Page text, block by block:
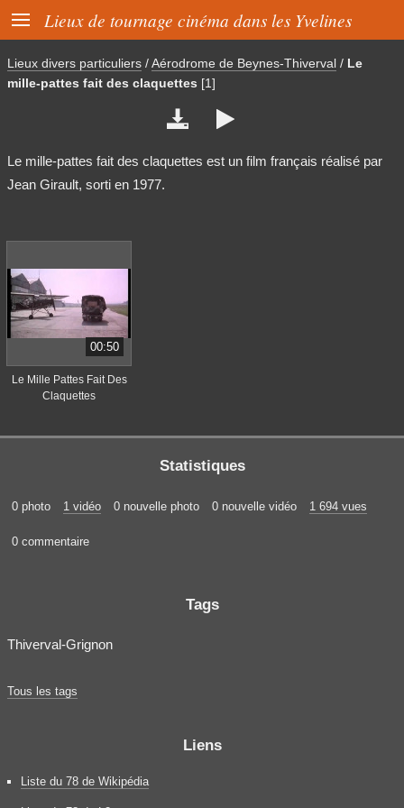
 Lieux de tournage cinéma dans les Yvelines
Lieux divers particuliers /Aérodrome de Beynes-Thiverval / Le
mille-pattes fait des claquettes [1]
 
Le mille-pattes fait des claquettes est un film français réalisé par
Jean Girault, sorti en 1977.
00:50
Le Mille Pattes Fait Des
Claquettes
Statistiques
0 photo 1 vidéo 0 nouvelle photo 0 nouvelle vidéo 1 694 vues
0 commentaire
Tags
Thiverval-Grignon
Tous les tags
Liens
Liste du 78 de Wikipédia